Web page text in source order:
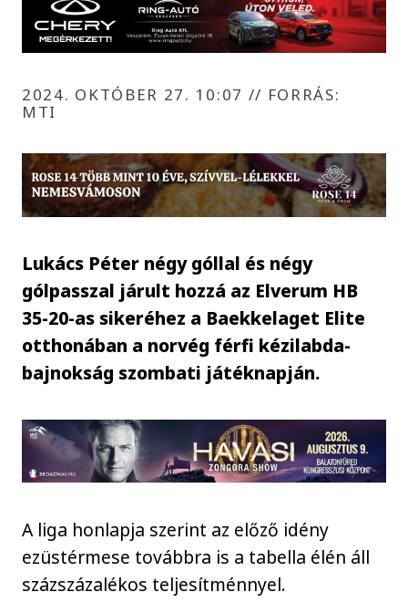
2024. OKTÓBER 27. 10:07 // FORRÁS:
MTI
Lukács Péter négy góllal és négy
gólpasszal járult hozzá az Elverum HB
35-20-as sikeréhez a Baekkelaget Elite
otthonában a norvég férfi kézilabda-
bajnokság szombati játéknapján.
A liga honlapja szerint az előző idény
ezüstérmese továbbra is a tabella élén áll
százszázalékos teljesítménnyel.